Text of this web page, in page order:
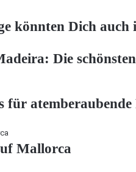
könnten Dich auch
Die
für atemberaubende
Mallorca